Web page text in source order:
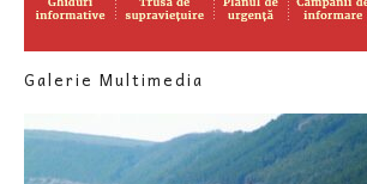
Galerie Multimedia